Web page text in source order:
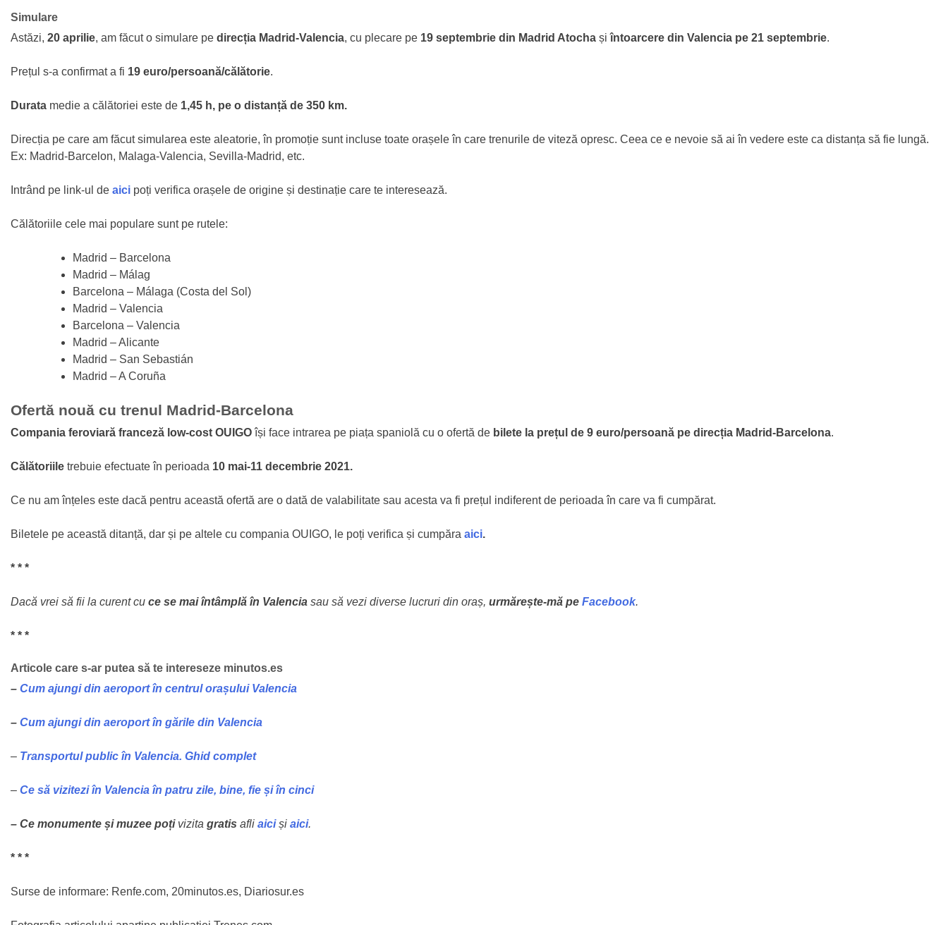
Simulare
Astăzi, 20 aprilie, am făcut o simulare pe direcția Madrid-Valencia, cu plecare pe 19 septembrie din Madrid Atocha șiîntoarcere din Valencia pe 21 septembrie.
Prețul s-a confirmat a fi 19 euro/persoană/călătorie.
Durata medie a călătoriei este de 1,45 h, pe o distanță de 350 km.
Direcția pe care am făcut simularea este aleatorie, în promoție sunt incluse toate orașele în care trenurile de viteză opresc. Ceea ce e nevoie să ai în vedere este ca distanța să fie lungă.
Ex: Madrid-Barcelon, Malaga-Valencia, Sevilla-Madrid, etc.
Intrând pe link-ul de aici poți verifica orașele de origine și destinație care te interesează.
Călătoriile cele mai populare sunt pe rutele:
Madrid – Barcelona
Madrid – Málag
Barcelona – Málaga (Costa del Sol)
Madrid – Valencia
Barcelona – Valencia
Madrid – Alicante
Madrid – San Sebastián
Madrid – A Coruña
Ofertă nouă cu trenul Madrid-Barcelona
Compania feroviară franceză low-cost OUIGOîși face intrarea pe piața spaniolă cu o ofertă de bilete la prețul de 9 euro/persoană pe direcția Madrid-Barcelona.
Călătoriile trebuie efectuate în perioada 10 mai-11 decembrie 2021.
Ce nu am înțeles este dacă pentru această ofertă are o dată de valabilitate sau acesta va fi prețul indiferent de perioada în care va fi cumpărat.
Biletele pe această ditanță, dar și pe altele cu compania OUIGO, le poți verifica și cumpăra aici.
* * *
Dacă vrei să fii la curent cu ce se mai întâmplă în Valencia sau să vezi diverse lucruri din oraș, urmărește-mă pe Facebook.
* * *
Articole care s-ar putea să te intereseze minutos.es
– Cum ajungi din aeroport în centrul orașului Valencia
– Cum ajungi din aeroport în gările din Valencia
– Transportul public în Valencia. Ghid complet
– Ce să vizitezi în Valencia în patru zile, bine, fie și în cinci
– Ce monumente și muzee poți vizita gratis afli aici și aici.
* * *
Surse de informare: Renfe.com, 20minutos.es, Diariosur.es